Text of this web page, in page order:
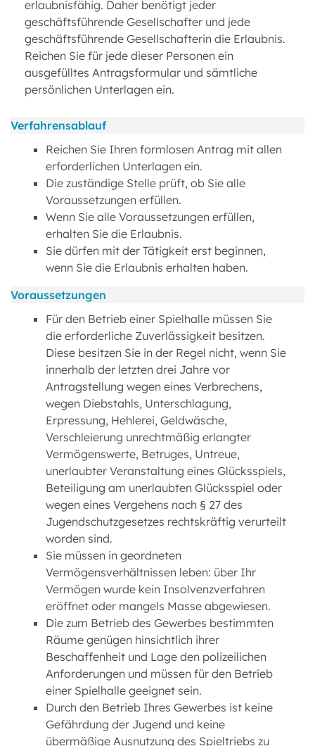
erlaubnisfähig. Daher benötigt jeder
geschäftsführende Gesellschafter und jede
geschäftsführende Gesellschafterin die Erlaubnis.
Reichen Sie für jede dieser Personen ein
ausgefülltes Antragsformular und sämtliche
persönlichen Unterlagen ein.
Verfahrensablauf
Reichen Sie Ihren formlosen Antrag mit allen
erforderlichen Unterlagen ein.
Die zuständige Stelle prüft, ob Sie alle
Voraussetzungen erfüllen.
Wenn Sie alle Voraussetzungen erfüllen,
erhalten Sie die Erlaubnis.
Sie dürfen mit der Tätigkeit erst beginnen,
wenn Sie die Erlaubnis erhalten haben.
Voraussetzungen
Für den Betrieb einer Spielhalle müssen Sie
die erforderliche Zuverlässigkeit besitzen.
Diese besitzen Sie in der Regel nicht, wenn Sie
innerhalb der letzten drei Jahre vor
Antragstellung wegen eines Verbrechens,
wegen Diebstahls, Unterschlagung,
Erpressung, Hehlerei, Geldwäsche,
Verschleierung unrechtmäßig erlangter
Vermögenswerte, Betruges, Untreue,
unerlaubter Veranstaltung eines Glücksspiels,
Beteiligung am unerlaubten Glücksspiel oder
wegen eines Vergehens nach § 27 des
Jugendschutzgesetzes rechtskräftig verurteilt
worden sind.
Sie müssen in geordneten
Vermögensverhältnissen leben: über Ihr
Vermögen wurde kein Insolvenzverfahren
eröffnet oder mangels Masse abgewiesen.
Die zum Betrieb des Gewerbes bestimmten
Räume genügen hinsichtlich ihrer
Beschaffenheit und Lage den polizeilichen
Anforderungen und müssen für den Betrieb
einer Spielhalle geeignet sein.
Durch den Betrieb Ihres Gewerbes ist keine
Gefährdung der Jugend und keine
übermäßige Ausnutzung des Spieltriebs zu